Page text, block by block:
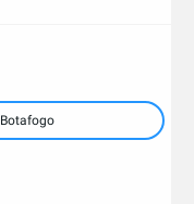
Botafogo